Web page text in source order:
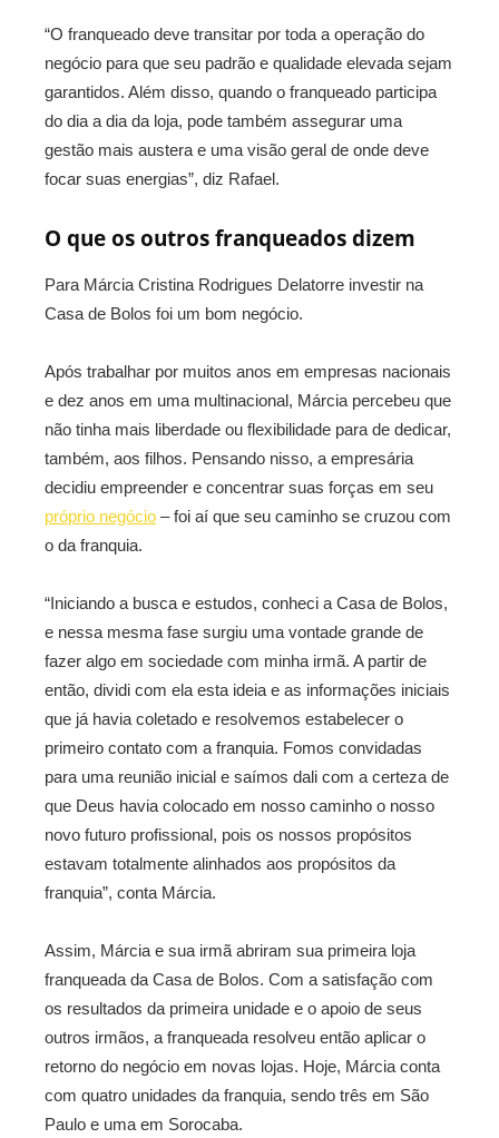
“O franqueado deve transitar por toda a operação do
negócio para que seu padrão e qualidade elevada sejam
garantidos. Além disso, quando o franqueado participa
do dia a dia da loja, pode também assegurar uma
gestão mais austera e uma visão geral de onde deve
focar suas energias”, diz Rafael.
O que os outros franqueados dizem
Para Márcia Cristina Rodrigues Delatorre investir na
Casa de Bolos foi um bom negócio.
Após trabalhar por muitos anos em empresas nacionais
e dez anos em uma multinacional, Márcia percebeu que
não tinha mais liberdade ou flexibilidade para de dedicar,
também, aos filhos. Pensando nisso, a empresária
decidiu empreender e concentrar suas forças em seu
próprio negócio – foi aí que seu caminho se cruzou com
o da franquia.
“Iniciando a busca e estudos, conheci a Casa de Bolos,
e nessa mesma fase surgiu uma vontade grande de
fazer algo em sociedade com minha irmã. A partir de
então, dividi com ela esta ideia e as informações iniciais
que já havia coletado e resolvemos estabelecer o
primeiro contato com a franquia. Fomos convidadas
para uma reunião inicial e saímos dali com a certeza de
que Deus havia colocado em nosso caminho o nosso
novo futuro profissional, pois os nossos propósitos
estavam totalmente alinhados aos propósitos da
franquia”, conta Márcia.
Assim, Márcia e sua irmã abriram sua primeira loja
franqueada da Casa de Bolos. Com a satisfação com
os resultados da primeira unidade e o apoio de seus
outros irmãos, a franqueada resolveu então aplicar o
retorno do negócio em novas lojas. Hoje, Márcia conta
com quatro unidades da franquia, sendo três em São
Paulo e uma em Sorocaba.